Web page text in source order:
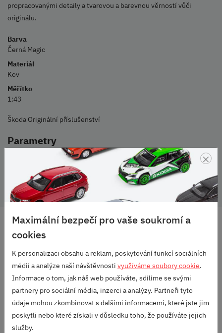
propracovanými detaily a tvarovou a barevnou věrností vůči
originálu.
Barva
Černá Magic
Materiál
Kov
Měřítko
1:43
Škoda Originální příslušenství
Parametry
Kamiq
DOPRAVA ZDARMA
OD 2500 KČ
VELKÝ VÝBĚR
ZNAČEK
RODINNÁ FIRMA
S DLOUHOU TRADICÍ
SKVĚLÉ HODNOCENÍ
HEUREKA.CZ
×
Maximální bezpečí pro vaše soukromí a
cookies
K personalizaci obsahu a reklam, poskytování funkcí sociálních
médií a analýze naší návštěvnosti využíváme soubory cookie.
Informace o tom, jak náš web používáte, sdílíme se svými
partnery pro sociální média, inzerci a analýzy. Partneři tyto
údaje mohou zkombinovat s dalšími informacemi, které jste jim
poskytli nebo které získali v důsledku toho, že používáte jejich
služby.